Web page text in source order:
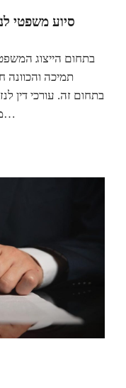
סיוע משפטי
בתחום הייצוג
תמיכה
בתחום זה. עורכי דין
משפטי מקיף לאנשים המבקשים פיצוי על…